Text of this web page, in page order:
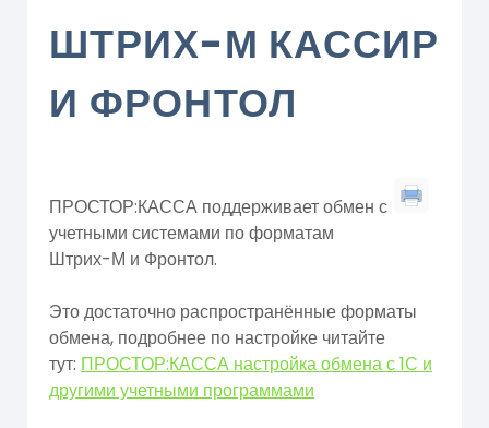
ШТРИХ-М КАССИР
И ФРОНТОЛ
ПРОСТОР:КАССА поддерживает обмен с
учетными системами по форматам
Штрих-М и Фронтол.
Это достаточно распространённые форматы
обмена, подробнее по настройке читайте
тут: ПРОСТОР:КАССА настройка обмена с 1С и
другими учетными программами